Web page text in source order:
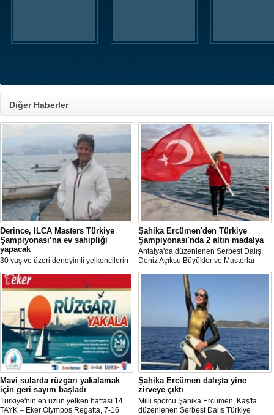
Diğer Haberler
Derince, ILCA Masters Türkiye
Şampiyonası’na ev sahipliği
yapacak
30 yaş ve üzeri deneyimli yelkencilerin
mücadele ettiği ILCA Masters 2026
Türkiye Şampiyonası, bu yıl Kocaeli’nin
Derince ilçesinde gerçekleştirilecek.
Şahika Ercümen'den Türkiye
Şampiyonası'nda 2 altın madalya
Antalya'da düzenlenen Serbest Dalış
Deniz Açıksu Büyükler ve Masterlar
Bireysel Türkiye Şampiyonası'nda milli
sporcu ve serbest dalış dünya
rekortmeni Şahika Ercümen, 2 altın
madalya kazandı.
Mavi sularda rüzgarı yakalamak
için geri sayım başladı
Türkiye'nin en uzun yelken haftası 14.
TAYK – Eker Olympos Regatta, 7-16
Şahika Ercümen dalışta yine
zirveye çıktı
Milli sporcu Şahika Ercümen, Kaş'ta
düzenlenen Serbest Dalış Türkiye